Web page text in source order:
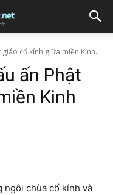
cổ kính giữa miền Kinh...
ấn Phật
Kinh
ngôi chùa cổ kính và